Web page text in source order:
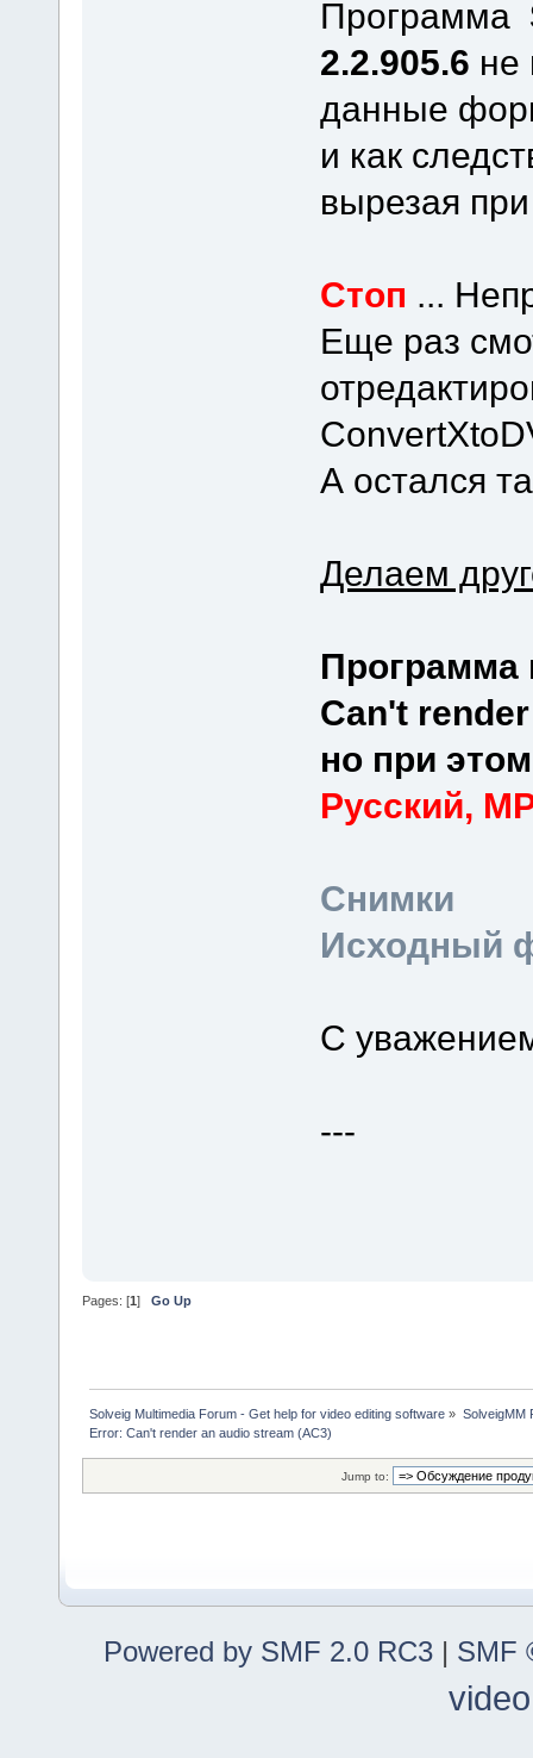
Программа
2.2.905.6 не
данные
и как
вырезая
Стоп ...
Еще раз
А остался
Делаем
Программа
Can't
но при
Русский,
Снимки
Исходный
C
---
Pages: [1] Go Up
Solveig Multimedia Forum - Get help for video editing software » SolveigMM
Error: Can't render an audio stream (AC3)
Jump to:
Powered by SMF 2.0 RC3 | SMF